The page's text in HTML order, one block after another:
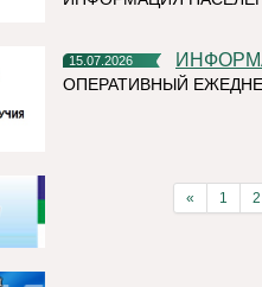
15.07.2026
ОПЕРАТИВНЫЙ
« 1 2